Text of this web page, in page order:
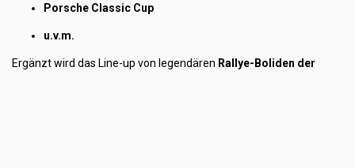
Porsche Classic Cup
u.v.m.
Ergänzt wird das Line-up von legendären Rallye-Boliden der